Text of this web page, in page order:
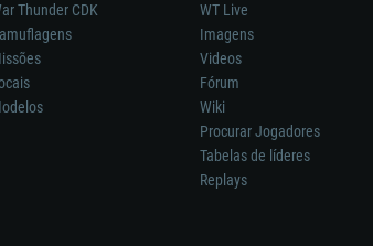
Thunder CDK
WT Live
Imagens
Videos
Fórum
Wiki
Procurar Jogadores
Tabelas de líderes
Replays